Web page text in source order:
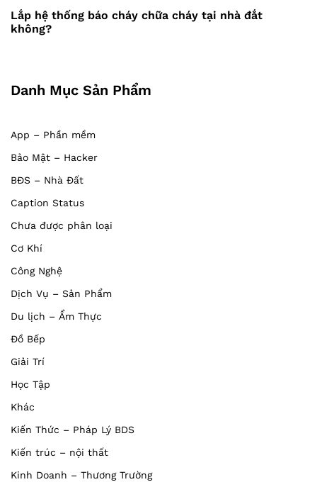
viết
Post
Lắp hệ thống báo cháy chữa cháy tại nhà đắt
không?
Danh Mục Sản Phẩm
App – Phần mềm
Bảo Mật – Hacker
BĐS – Nhà Đất
Caption Status
Chưa được phân loại
Cơ Khí
Công Nghệ
Dịch Vụ – Sản Phẩm
Du lịch – Ẩm Thực
Đồ Bếp
Giải Trí
Học Tập
Khác
Kiến Thức – Pháp Lý BDS
Kiến trúc – nội thất
Kinh Doanh – Thương Trường